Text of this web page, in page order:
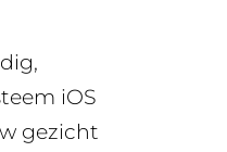
iOS
gezicht